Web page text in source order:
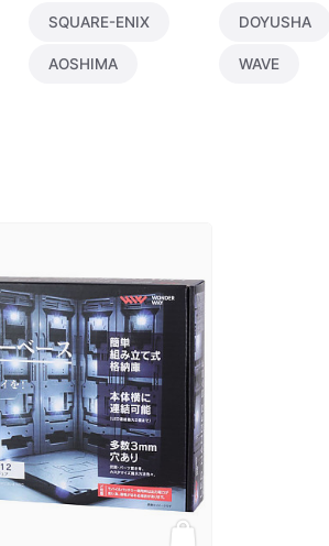
SQUARE-ENIX
AOSHIMA
DOYUSHA
WAVE